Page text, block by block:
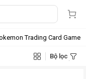
Trading Card Game
Bộ lọc